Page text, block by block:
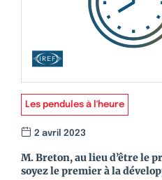
Les pendules à l'heure
2 avril 2023
M. Breton, au lieu d’être le
soyez le premier à la